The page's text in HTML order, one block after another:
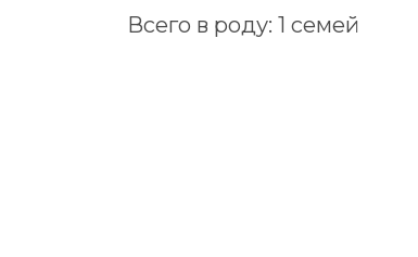
Всего в роду: 1 семей